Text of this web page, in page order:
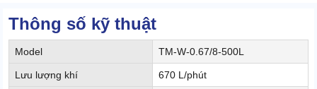
Thông số kỹ thuật
Model TM-W-0.67/8-500L
Lưu lượng khí 670 L/phút